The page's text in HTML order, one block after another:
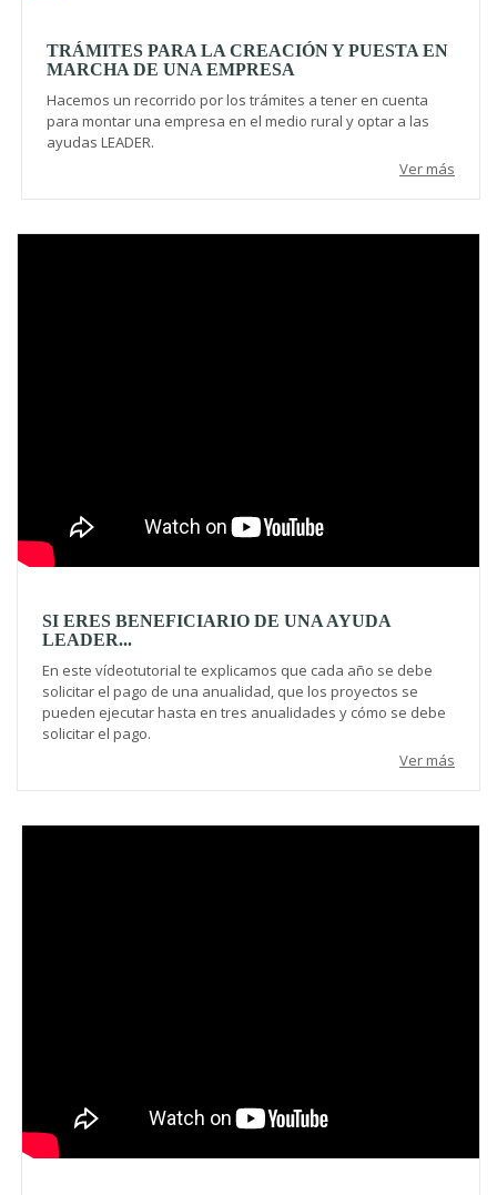
TRÁMITES PARA LA CREACIÓN Y PUESTA EN
MARCHA DE UNA EMPRESA
Hacemos un recorrido por los trámites a tener en cuenta
para montar una empresa en el medio rural y optar a las
ayudas LEADER.
Ver más
SI ERES BENEFICIARIO DE UNA AYUDA
LEADER...
En este vídeotutorial te explicamos que cada año se debe
solicitar el pago de una anualidad, que los proyectos se
pueden ejecutar hasta en tres anualidades y cómo se debe
solicitar el pago.
Ver más